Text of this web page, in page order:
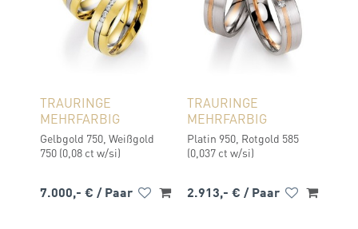
TRAURINGE
MEHRFARBIG
Gelbgold 750, Weißgold
750 (0,08 ct w/si)
7.000,- € / Paar
TRAURINGE
MEHRFARBIG
Platin 950, Rotgold 585
(0,037 ct w/si)
2.913,- € / Paar